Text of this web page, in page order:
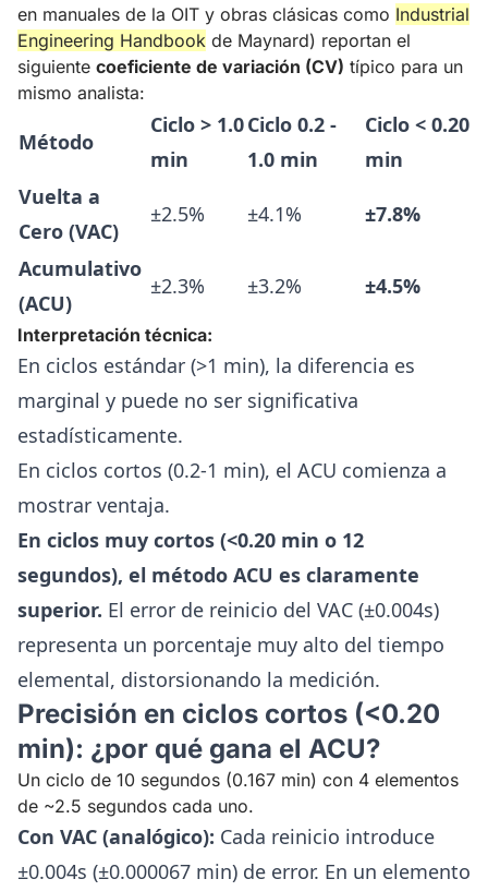
en manuales de la OIT y obras clásicas como Industrial
Engineering Handbook de Maynard) reportan el
siguiente coeficiente de variación (CV) típico para un
mismo analista:
Método
Ciclo > 1.0
min
Ciclo 0.2 -
1.0 min
Ciclo < 0.20
min
Vuelta a
Cero (VAC)
±2.5% ±4.1% ±7.8%
Acumulativo
(ACU)
±2.3% ±3.2% ±4.5%
Interpretación técnica:
En ciclos estándar (>1 min), la diferencia es
marginal y puede no ser significativa
estadísticamente.
En ciclos cortos (0.2-1 min), el ACU comienza a
mostrar ventaja.
En ciclos muy cortos (<0.20 min o 12
segundos), el método ACU es claramente
superior. El error de reinicio del VAC (±0.004s)
representa un porcentaje muy alto del tiempo
elemental, distorsionando la medición.
Precisión en ciclos cortos (<0.20
min): ¿por qué gana el ACU?
Un ciclo de 10 segundos (0.167 min) con 4 elementos
de ~2.5 segundos cada uno.
Con VAC (analógico): Cada reinicio introduce
±0.004s (±0.000067 min) de error. En un elemento